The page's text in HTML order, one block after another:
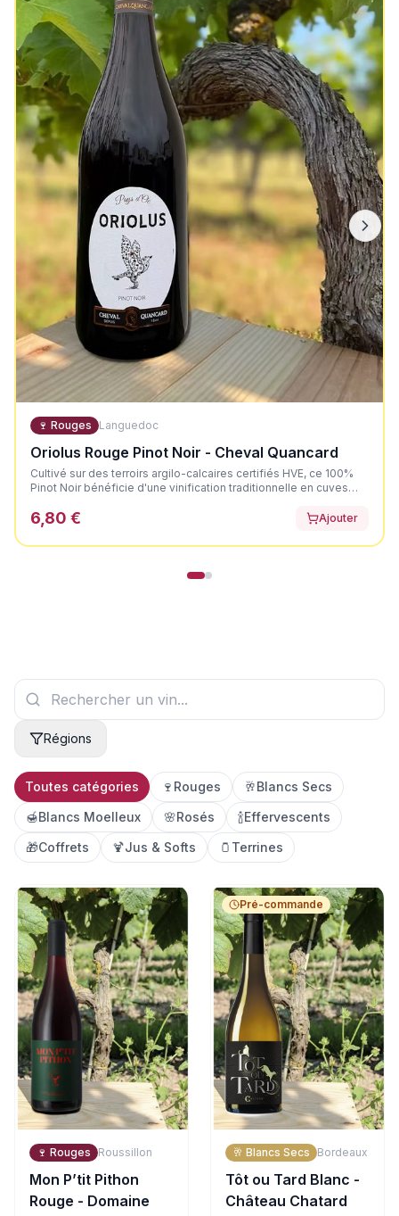
🍷 Rouges Languedoc
Oriolus Rouge Pinot Noir - Cheval Quancard
Cultivé sur des terroirs argilo-calcaires certifiés HVE, ce 100%
Pinot Noir bénéficie d'une vinification traditionnelle en cuves
une robe profonde et préserver la délicatesse du cépage. Il
dévoile une élégante couleur rouge rubis aux reflets violets.
Son nez est expressif et très net, axé sur les fruits rouges et
portée par la fraîcheur des fruits noirs croquants.
6,80 € Ajouter
Régions
Toutes catégories 🍷 Rouges 🥂Blancs Secs
🍯Blancs Moelleux 🌸Rosés 🍾Effervescents
🎁Coffrets 🍹Jus & Softs 🫙 Terrines
🍷 Rouges Roussillon
Mon P’tit Pithon
Rouge - Domaine
Pré-commande
🥂 Blancs Secs Bordeaux
Tôt ou Tard Blanc -
Château Chatard